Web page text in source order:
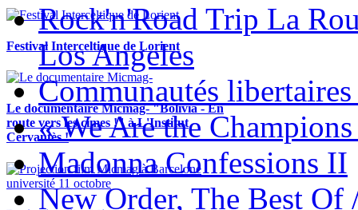
Festival Interceltique de Lorient
Le documentaire Micmag- "Bolivia - En
route vers les cimes !" à L'Institut
Cervantès !
Rock'n'Road Trip La
Los Angeles
Communautés libertaires
« We Are the
Madonna Confessions II
New Order, The Best Of